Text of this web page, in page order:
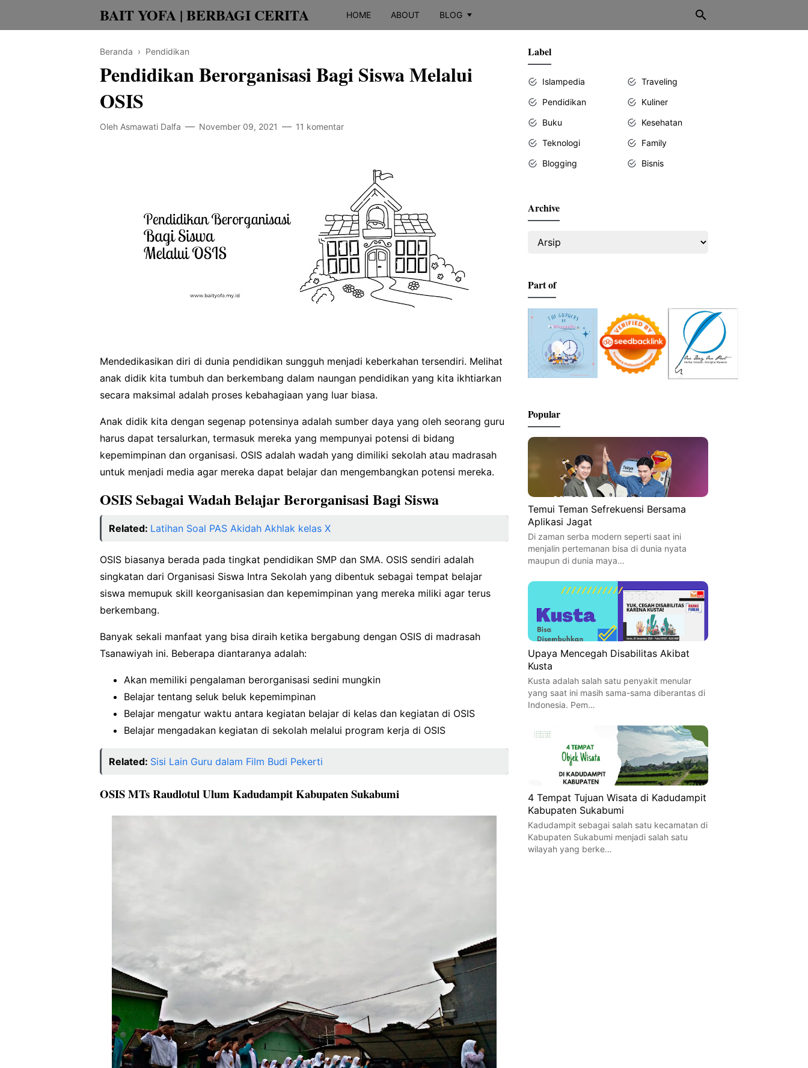
BAIT YOFA | BERBAGI CERITA HOME ABOUT BLOG
Beranda › Pendidikan
Pendidikan Berorganisasi Bagi Siswa Melalui
OSIS
Oleh Asmawati Dalfa November 09, 2021 11 komentar
Mendedikasikan diri di dunia pendidikan sungguh menjadi keberkahan tersendiri. Melihat
anak didik kita tumbuh dan berkembang dalam naungan pendidikan yang kita ikhtiarkan
secara maksimal adalah proses kebahagiaan yang luar biasa.
Anak didik kita dengan segenap potensinya adalah sumber daya yang oleh seorang guru
harus dapat tersalurkan, termasuk mereka yang mempunyai potensi di bidang
kepemimpinan dan organisasi. OSIS adalah wadah yang dimiliki sekolah atau madrasah
untuk menjadi media agar mereka dapat belajar dan mengembangkan potensi mereka.
OSIS Sebagai Wadah Belajar Berorganisasi Bagi Siswa
Related: Latihan Soal PAS Akidah Akhlak kelas X
OSIS biasanya berada pada tingkat pendidikan SMP dan SMA. OSIS sendiri adalah
singkatan dari Organisasi Siswa Intra Sekolah yang dibentuk sebagai tempat belajar
siswa memupuk skill keorganisasian dan kepemimpinan yang mereka miliki agar terus
berkembang.
Banyak sekali manfaat yang bisa diraih ketika bergabung dengan OSIS di madrasah
Tsanawiyah ini. Beberapa diantaranya adalah:
Akan memiliki pengalaman berorganisasi sedini mungkin
Belajar tentang seluk beluk kepemimpinan
Belajar mengatur waktu antara kegiatan belajar di kelas dan kegiatan di OSIS
Belajar mengadakan kegiatan di sekolah melalui program kerja di OSIS
Related: Sisi Lain Guru dalam Film Budi Pekerti
OSIS MTs Raudlotul Ulum Kadudampit Kabupaten Sukabumi
Label
Islampedia
Traveling
Pendidikan
Kuliner
Buku
Kesehatan
Teknologi
Family
Blogging
Bisnis
Archive
Part of
Popular
Temui Teman Sefrekuensi Bersama
Aplikasi Jagat
Di zaman serba modern seperti saat ini
menjalin pertemanan bisa di dunia nyata
maupun di dunia maya…
Upaya Mencegah Disabilitas Akibat
Kusta
Kusta adalah salah satu penyakit menular
yang saat ini masih sama-sama diberantas di
Indonesia. Pem…
4 Tempat Tujuan Wisata di Kadudampit
Kabupaten Sukabumi
Kadudampit sebagai salah satu kecamatan di
Kabupaten Sukabumi menjadi salah satu
wilayah yang berke…